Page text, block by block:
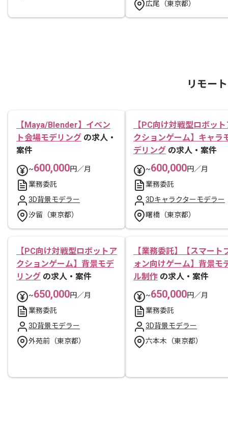
広尾（東京都）
リモー
【Maya/Blender】イベン
ト会場モデリング の求人・
案件
~600,000円／月
業務委託
3D背景モデラー
汐留（東京都）
【PC向け対戦型ロボット
クションゲーム】キャラ
デリング の求人・案件
~600,000円／月
業務委託
3Dキャラクターモデラー
曙橋（東京都）
【PC向け対戦型ロボットア
クションゲーム】背景モデ
リング の求人・案件
~650,000円／月
業務委託
3D背景モデラー
外苑前（東京都）
【業務委託】【スマート
ォン向けゲーム】背景モ
ル制作 の求人・案件
~650,000円／月
業務委託
3D背景モデラー
六本木（東京都）